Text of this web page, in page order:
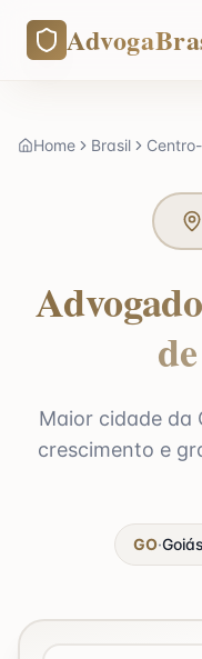
Home Brasil
Maior cidade da
crescimento e
GO·Goiás